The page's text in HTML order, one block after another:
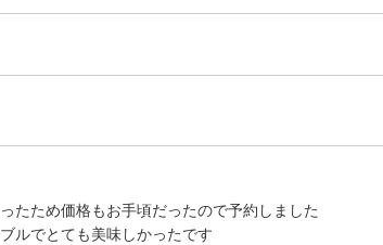
たため価格もお手頃だったので予約しました
ルでとても美味しかったです